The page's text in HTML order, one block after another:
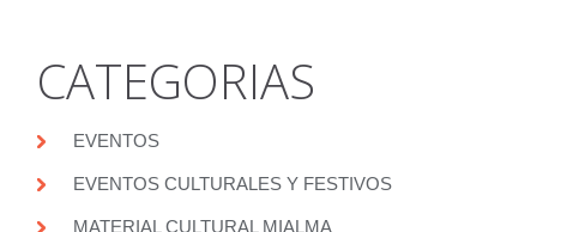
CATEGORIAS
EVENTOS
EVENTOS CULTURALES Y FESTIVOS
MATERIAL CULTURAL MIALMA